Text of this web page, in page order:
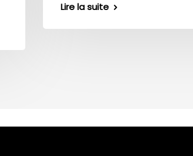
Lire la suite